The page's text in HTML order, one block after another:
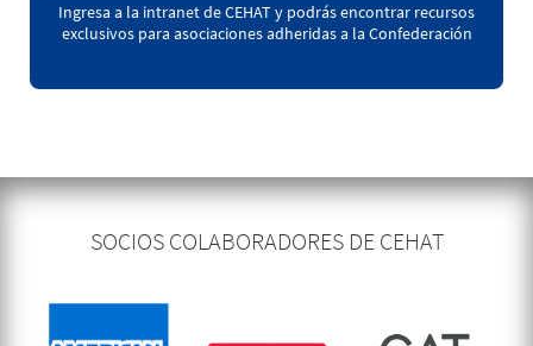
Ingresa a la intranet de CEHAT y podrás encontrar recursos
exclusivos para asociaciones adheridas a la Confederación
SOCIOS COLABORADORES DE CEHAT